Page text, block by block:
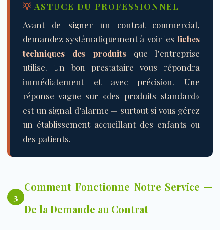
💡 ASTUCE DU PROFESSIONNEL
Avant de signer un contrat commercial,
demandez systématiquement à voir les fiches
techniques des produitsque l’entreprise
utilise. Un bon prestataire vous répondra
immédiatement et avec précision. Une
réponse vague sur «des produits standard»
est un signal d’alarme — surtout si vous gérez
un établissement accueillant des enfants ou
des patients.
3
Comment Fonctionne Notre Service —
De la Demande au Contrat